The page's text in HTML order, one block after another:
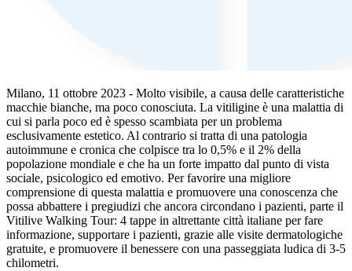
Milano, 11 ottobre 2023 - Molto visibile, a causa delle caratteristiche
macchie bianche, ma poco conosciuta. La vitiligine è una malattia di
cui si parla poco ed è spesso scambiata per un problema
esclusivamente estetico. Al contrario si tratta di una patologia
autoimmune e cronica che colpisce tra lo 0,5% e il 2% della
popolazione mondiale e che ha un forte impatto dal punto di vista
sociale, psicologico ed emotivo. Per favorire una migliore
comprensione di questa malattia e promuovere una conoscenza che
possa abbattere i pregiudizi che ancora circondano i pazienti, parte il
Vitilive Walking Tour: 4 tappe in altrettante città italiane per fare
informazione, supportare i pazienti, grazie alle visite dermatologiche
gratuite, e promuovere il benessere con una passeggiata ludica di 3-5
chilometri.